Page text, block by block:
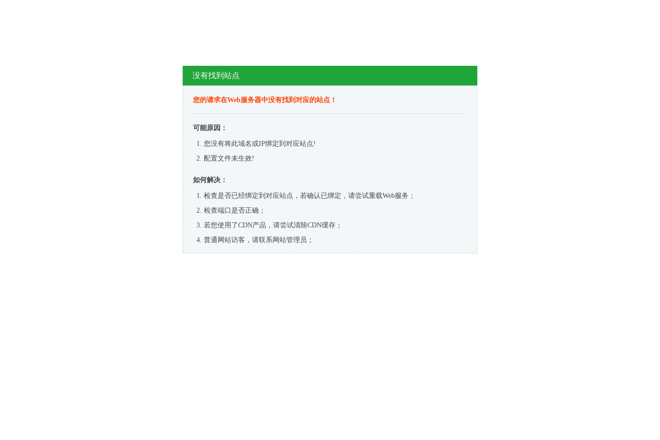
没有找到站点
您的请求在Web服务器中没有找到对应的站点！
可能原因：
您没有将此域名或IP绑定到对应站点!
配置文件未生效!
如何解决：
检查是否已经绑定到对应站点，若确认已绑定，请尝试重载Web服务；
检查端口是否正确；
若您使用了CDN产品，请尝试清除CDN缓存；
普通网站访客，请联系网站管理员；